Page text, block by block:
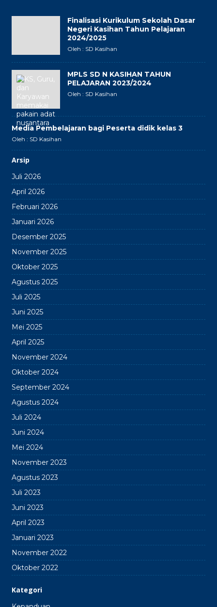
Finalisasi Kurikulum Sekolah Dasar
Negeri Kasihan Tahun Pelajaran
2024/2025
Oleh : SD Kasihan
MPLS SD N KASIHAN TAHUN
PELAJARAN 2023/2024
Oleh : SD Kasihan
Media Pembelajaran bagi Peserta didik kelas 3
Oleh : SD Kasihan
Arsip
Juli 2026
April 2026
Februari 2026
Januari 2026
Desember 2025
November 2025
Oktober 2025
Agustus 2025
Juli 2025
Juni 2025
Mei 2025
April 2025
November 2024
Oktober 2024
September 2024
Agustus 2024
Juli 2024
Juni 2024
Mei 2024
November 2023
Agustus 2023
Juli 2023
Juni 2023
April 2023
Januari 2023
November 2022
Oktober 2022
Kategori